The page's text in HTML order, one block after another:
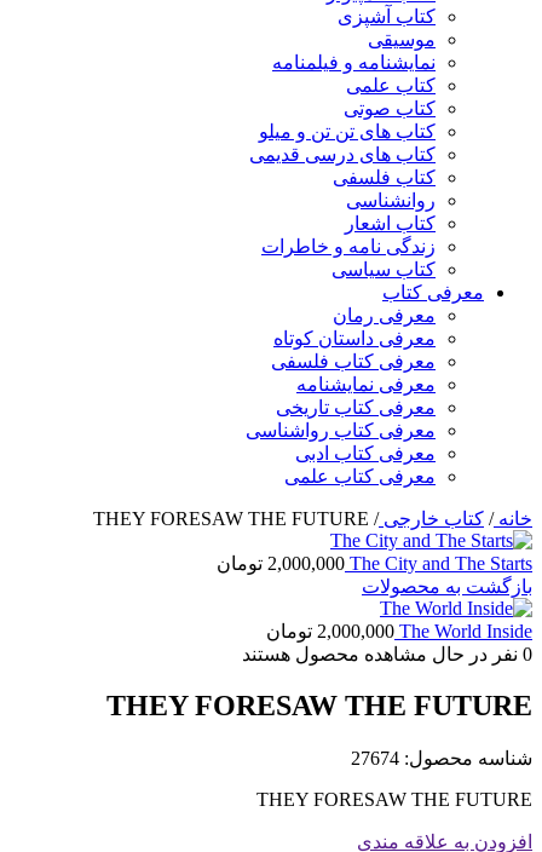
کتاب آشپزی
موسیقی
نمایشنامه و فیلمنامه
کتاب علمی
کتاب صوتی
کتاب های تن تن و میلو
کتاب های درسی قدیمی
کتاب فلسفی
روانشناسی
کتاب اشعار
زندگی نامه و خاطرات
کتاب سیاسی
معرفی کتاب
معرفی رمان
معرفی داستان کوتاه
معرفی کتاب فلسفی
معرفی نمایشنامه
معرفی کتاب تاریخی
معرفی کتاب رواشناسی
معرفی کتاب ادبی
معرفی کتاب علمی
خانه/ کتاب خارجی/
THEY FORESAW THE FUTURE
The City and The Starts
2,000,000 تومان
بازگشت به محصولات
The World Inside
2,000,000 تومان
0 نفر در حال مشاهده محصول هستند
THEY FORESAW THE FUTURE
شناسه محصول: 27674
THEY FORESAW THE FUTURE
افزودن به علاقه مندی